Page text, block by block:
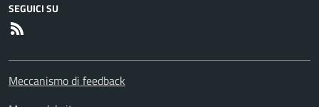
SEGUICI SU
Meccanismo di feedback